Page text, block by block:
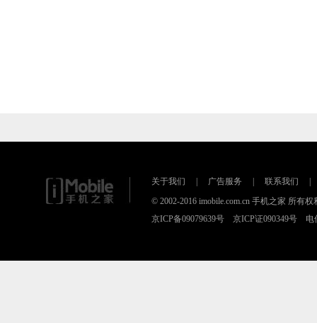
关于我们 广告服务 联系我们
© 2002-2016 imobile.com.cn 手机之家 所有
京ICP备09079639号 京ICP证090349号 电